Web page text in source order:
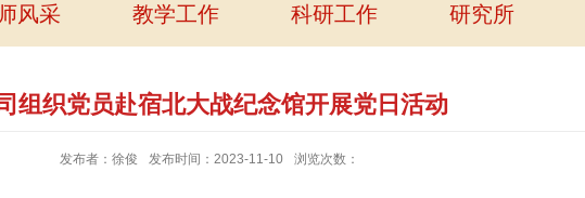
风采 教学工作 科研工作 研究所
组织党员赴宿北大战纪念馆开展党日活动
发布者：徐俊 发布时间：2023-11-10 浏览次数：